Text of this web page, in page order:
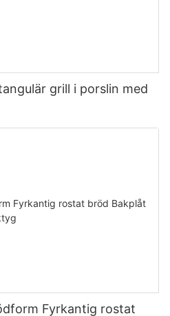
grill i porslin med
Fyrkantig rostat